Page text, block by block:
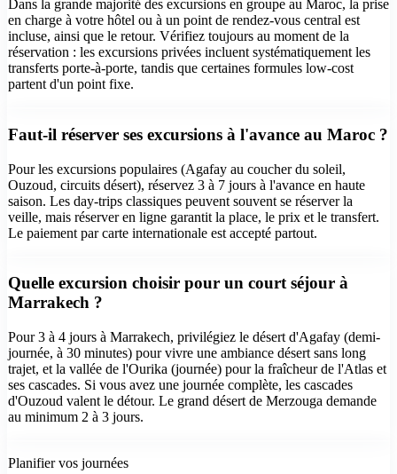
Dans la grande majorité des excursions en groupe au Maroc, la prise
en charge à votre hôtel ou à un point de rendez-vous central est
incluse, ainsi que le retour. Vérifiez toujours au moment de la
réservation : les excursions privées incluent systématiquement les
transferts porte-à-porte, tandis que certaines formules low-cost
partent d'un point fixe.
Faut-il réserver ses excursions à l'avance au Maroc ?
Pour les excursions populaires (Agafay au coucher du soleil,
Ouzoud, circuits désert), réservez 3 à 7 jours à l'avance en haute
saison. Les day-trips classiques peuvent souvent se réserver la
veille, mais réserver en ligne garantit la place, le prix et le transfert.
Le paiement par carte internationale est accepté partout.
Quelle excursion choisir pour un court séjour à
Marrakech ?
Pour 3 à 4 jours à Marrakech, privilégiez le désert d'Agafay (demi-
journée, à 30 minutes) pour vivre une ambiance désert sans long
trajet, et la vallée de l'Ourika (journée) pour la fraîcheur de l'Atlas et
ses cascades. Si vous avez une journée complète, les cascades
d'Ouzoud valent le détour. Le grand désert de Merzouga demande
au minimum 2 à 3 jours.
Planifier vos journées